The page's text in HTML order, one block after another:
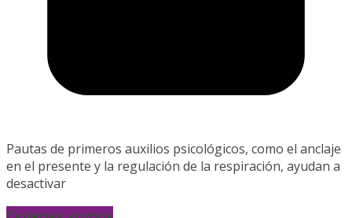
Pautas de primeros auxilios psicológicos, como el anclaje
en el presente y la regulación de la respiración, ayudan a
desactivar